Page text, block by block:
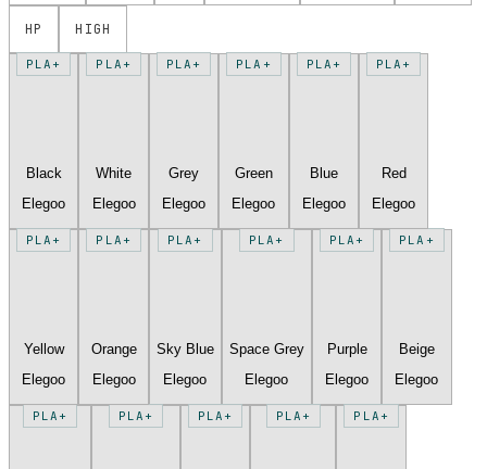
HP HIGH
PLA+
Black
Elegoo
PLA+
White
Elegoo
PLA+
Grey
Elegoo
PLA+
Green
Elegoo
PLA+
Blue
Elegoo
PLA+
Red
Elegoo
PLA+
Yellow
Elegoo
PLA+
Orange
Elegoo
PLA+
Sky Blue
Elegoo
PLA+
Space Grey
Elegoo
PLA+
Purple
Elegoo
PLA+
Beige
Elegoo
PLA+ PLA+ PLA+ PLA+ PLA+